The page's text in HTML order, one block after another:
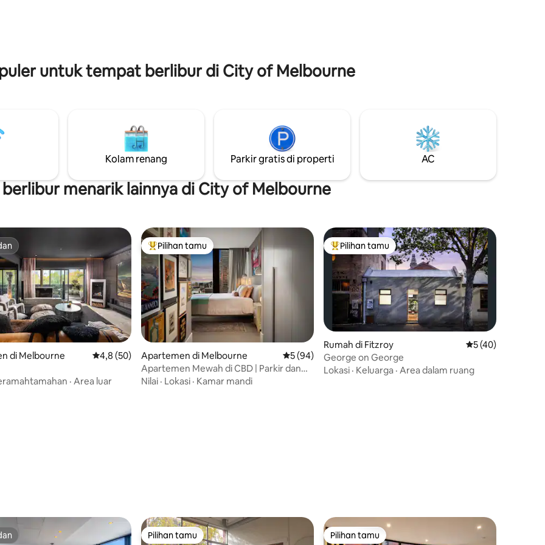
untuk tempat berlibur di City of Melbourne
Kolam renang Parkir gratis di properti AC
menarik lainnya di City of Melbourne
46 ulasan
di Melbourne Nilai rata-rata 4,8 dari 5, 50 ulasan
4,8 (50)
· Area luar
Pilihan tamu terpopuler
Pilihan tamu
Apartemen di Melbourne Nilai rata-rata 5 dari 5, 94 ulasan
5 (94)
Apartemen Mewah di CBD | Parkir dan
Kolam Renang Gratis
Nilai · Lokasi · Kamar mandi
Pilihan tamu terpopuler
Pilihan tamu
Rumah di Fitzroy Nilai rata-rata 5
5 (40)
George on George
Lokasi · Keluarga · Area dalam ruang
Pilihan tamu
Pilihan tamu Pilihan tamu
Pilihan tamu